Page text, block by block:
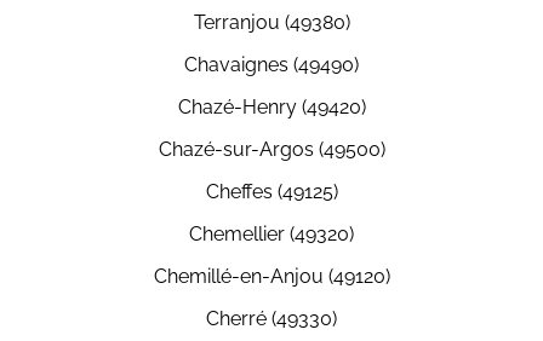
Terranjou (49380)
Chavaignes (49490)
Chazé-Henry (49420)
Chazé-sur-Argos (49500)
Cheffes (49125)
Chemellier (49320)
Chemillé-en-Anjou (49120)
Cherré (49330)